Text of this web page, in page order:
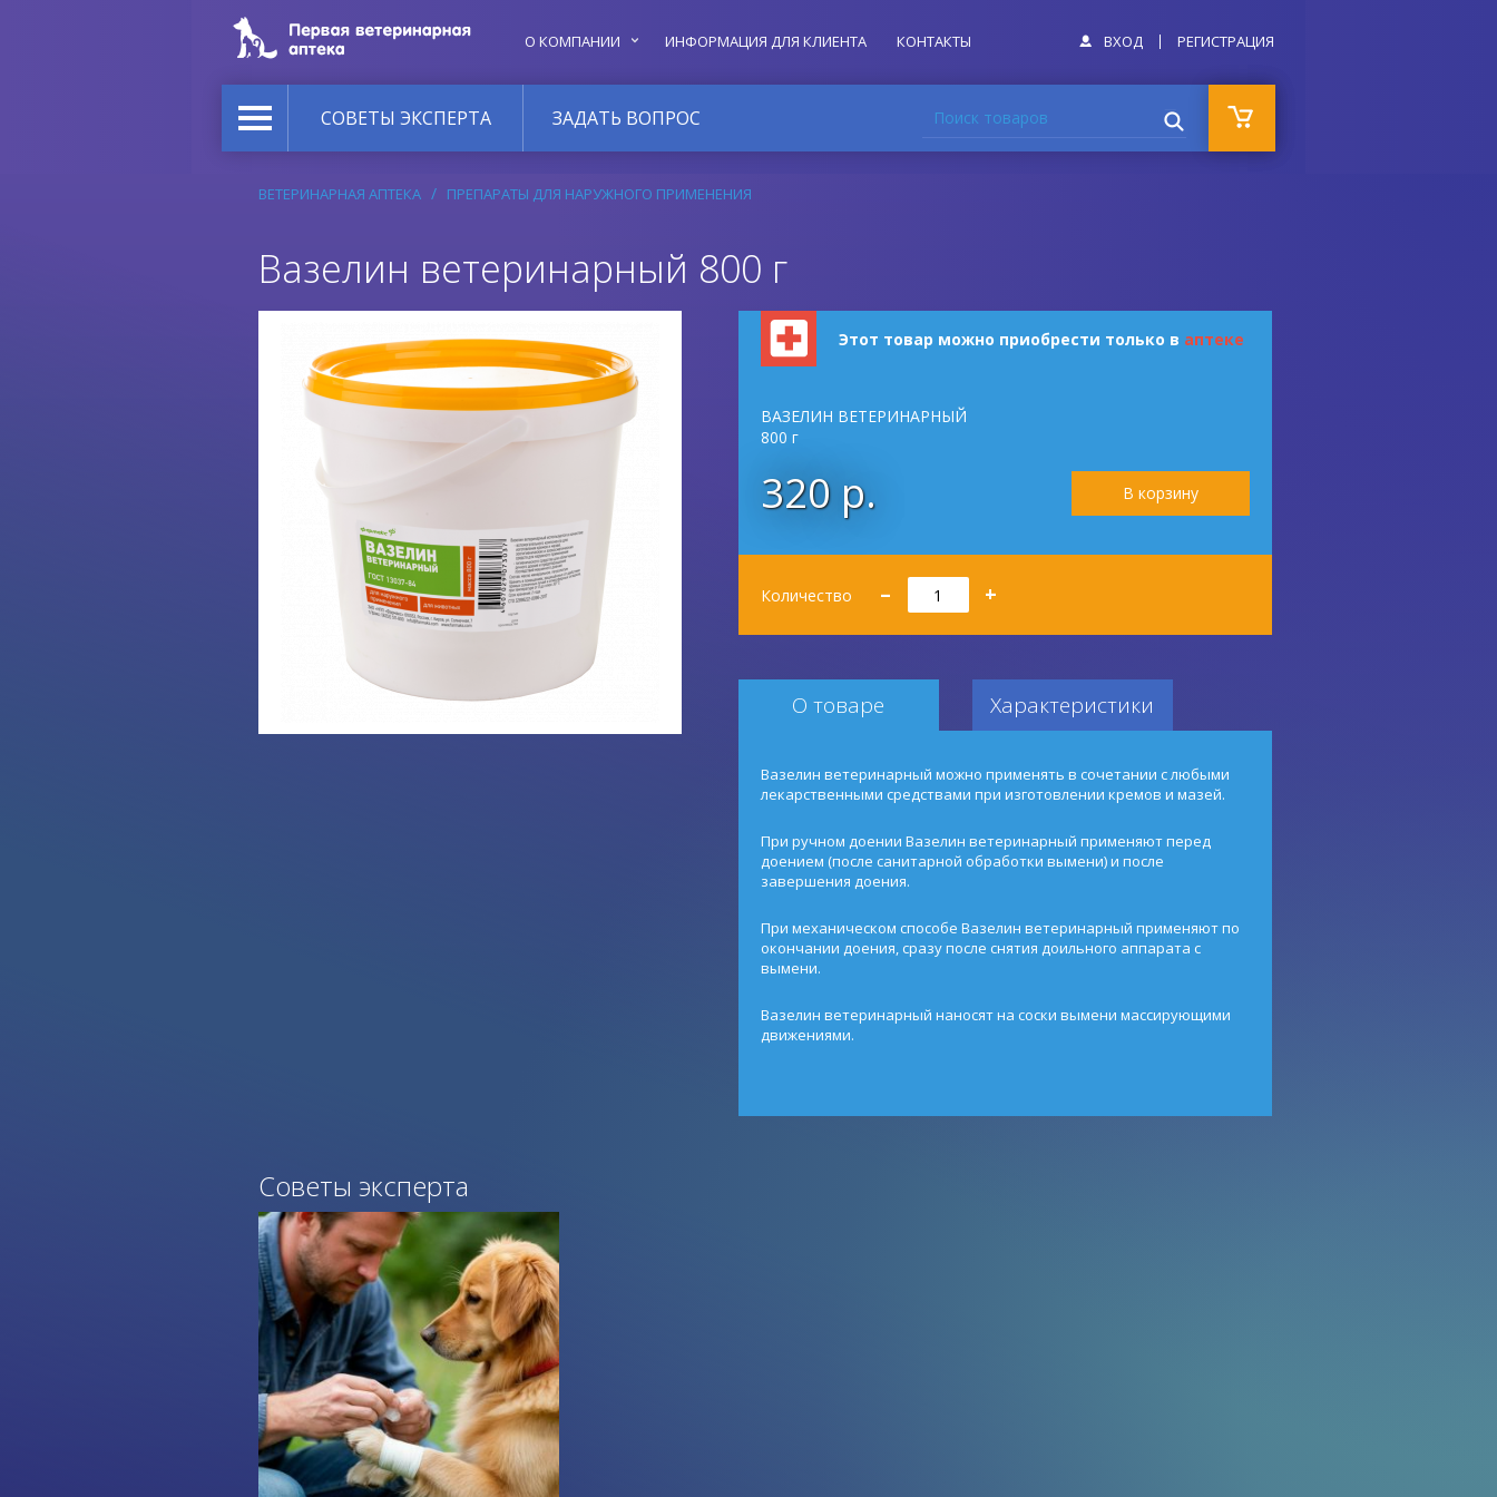
О КОМПАНИИ ИНФОРМАЦИЯ ДЛЯ КЛИЕНТА КОНТАКТЫ ВХОД РЕГИСТРАЦИЯ
СОВЕТЫ ЭКСПЕРТА ЗАДАТЬ ВОПРОС Поиск товаров
ВЕТЕРИНАРНАЯ АПТЕКА ПРЕПАРАТЫ ДЛЯ НАРУЖНОГО ПРИМЕНЕНИЯ
Вазелин ветеринарный 800 г
Этот товар можно приобрести только в аптеке
ВАЗЕЛИН ВЕТЕРИНАРНЫЙ
800 г
320 р.
Количество
Количество
– +
О товаре Характеристики
Вазелин ветеринарный можно применять в сочетании с любыми
лекарственными средствами при изготовлении кремов и мазей.
При ручном доении Вазелин ветеринарный применяют перед
доением (после санитарной обработки вымени) и после
завершения доения.
При механическом способе Вазелин ветеринарный применяют по
окончании доения, сразу после снятия доильного аппарата с
вымени.
Вазелин ветеринарный наносят на соски вымени массирующими
движениями.
Советы эксперта